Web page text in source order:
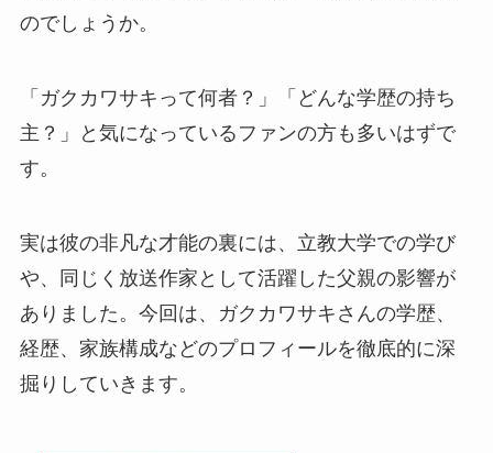
のでしょうか。
「ガクカワサキって何者？」「どんな学歴の持ち
主？」と気になっているファンの方も多いはずで
す。
実は彼の非凡な才能の裏には、立教大学での学び
や、同じく放送作家として活躍した父親の影響が
ありました。今回は、ガクカワサキさんの学歴、
経歴、家族構成などのプロフィールを徹底的に深
掘りしていきます。